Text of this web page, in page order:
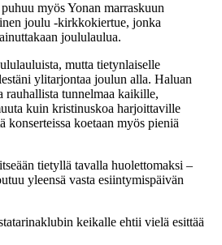
myös Yonan marraskuun
joulu -kirkkokiertue, jonka
joululaulua.
mutta tietynlaiselle
ylitarjontaa joulun alla. Haluan
tunnelmaa kaikille,
kuin kristinuskoa harjoittaville
koetaan myös pieniä
tietyllä tavalla huolettomaksi –
yleensä vasta esiintymispäivän
keikalle ehtii vielä esittää